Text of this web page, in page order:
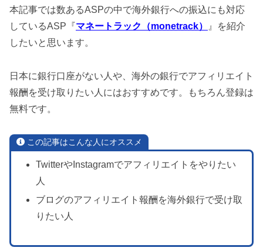
本記事では数あるASPの中で海外銀行への振込にも対応
しているASP『マネートラック（monetrack）
』を紹介
したいと思います。
日本に銀行口座がない人や、海外の銀行でアフィリエイト
報酬を受け取りたい人にはおすすめです。もちろん登録は
無料です。
この記事はこんな人にオススメ
TwitterやInstagramでアフィリエイトをやりたい
人
ブログのアフィリエイト報酬を海外銀行で受け取
りたい人